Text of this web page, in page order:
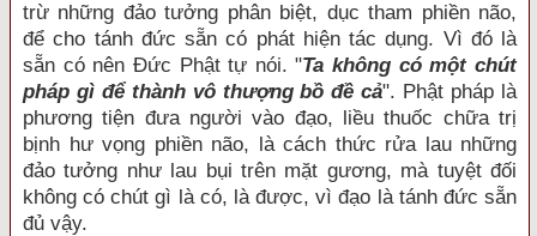
trừ những đảo tưởng phân biệt, dục tham phiền não,
để cho tánh đức sẵn có phát hiện tác dụng. Vì đó là
sẵn có nên Đức Phật tự nói. "Ta không có một chút
pháp gì để thành vô thượng bồ đề cả". Phật pháp là
phương tiện đưa người vào đạo, liều thuốc chữa trị
bịnh hư vọng phiền não, là cách thức rửa lau những
đảo tưởng như lau bụi trên mặt gương, mà tuyệt đối
không có chút gì là có, là được, vì đạo là tánh đức sẵn
đủ vậy.